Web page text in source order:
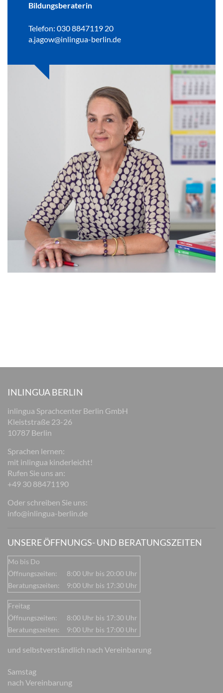
Bildungsberaterin
Telefon: 030 8847119 20
a.jagow@inlingua-berlin.de
INLINGUA BERLIN
inlingua Sprachcenter Berlin GmbH
Kleiststraße 23-26
10787 Berlin
Sprachen lernen:
mit inlingua kinderleicht!
Rufen Sie uns an:
+49 30 88471190
Oder schreiben Sie uns:
info@inlingua-berlin.de
UNSERE ÖFFNUNGS- UND BERATUNGSZEITEN
Mo bis Do
Öffnungszeiten:
8:00 Uhr bis 20:00 Uhr
Beratungszeiten:
9:00 Uhr bis 17:30 Uhr
Freitag
Öffnungszeiten:
8:00 Uhr bis 17:30 Uhr
Beratungszeiten:
9:00 Uhr bis 17:00 Uhr
und selbstverständlich nach Vereinbarung
Samstag
nach Vereinbarung